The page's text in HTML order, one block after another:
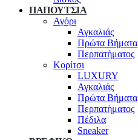
ΠΑΠΟΥΤΣΙΑ
Αγόρι
Αγκαλιάς
Πρώτα Βήματα
Περπατήματος
Κορίτσι
LUXURY
Αγκαλιάς
Πρώτα Βήματα
Περπατήματος
Πέδιλα
Sneaker